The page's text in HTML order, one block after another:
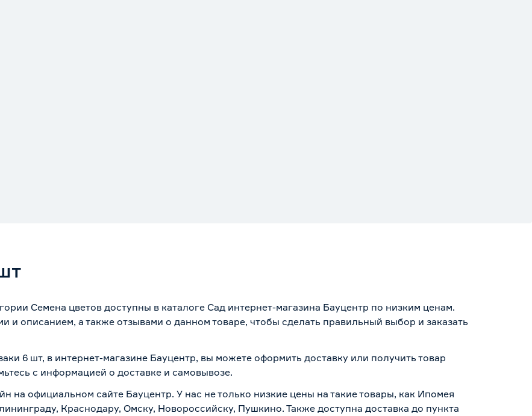
Семена цветов доступны в каталоге Сад интернет-магазина Бауцентр по низким ценам.
и описанием, а также отзывами о данном товаре, чтобы сделать правильный выбор и заказать
6 шт, в интернет-магазине Бауцентр, вы можете оформить доставку или получить товар
с информацией о доставке и самовывозе.
на официальном сайте Бауцентр. У нас не только низкие цены на такие товары, как Ипомея
Краснодару, Омску, Новороссийску, Пушкино. Также доступна доставка до пункта